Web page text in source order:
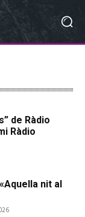
de Ràdio
Ràdio
nit al